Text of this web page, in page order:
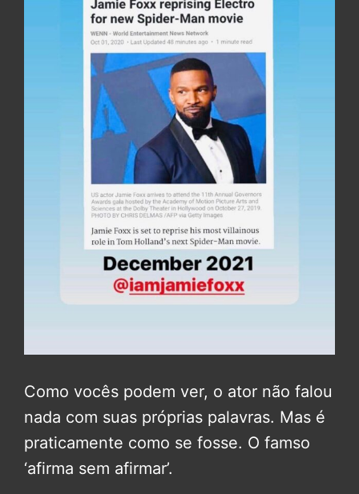
Como vocês podem ver, o ator não falou
nada com suas próprias palavras. Mas é
praticamente como se fosse. O famso
‘afirma sem afirmar’.